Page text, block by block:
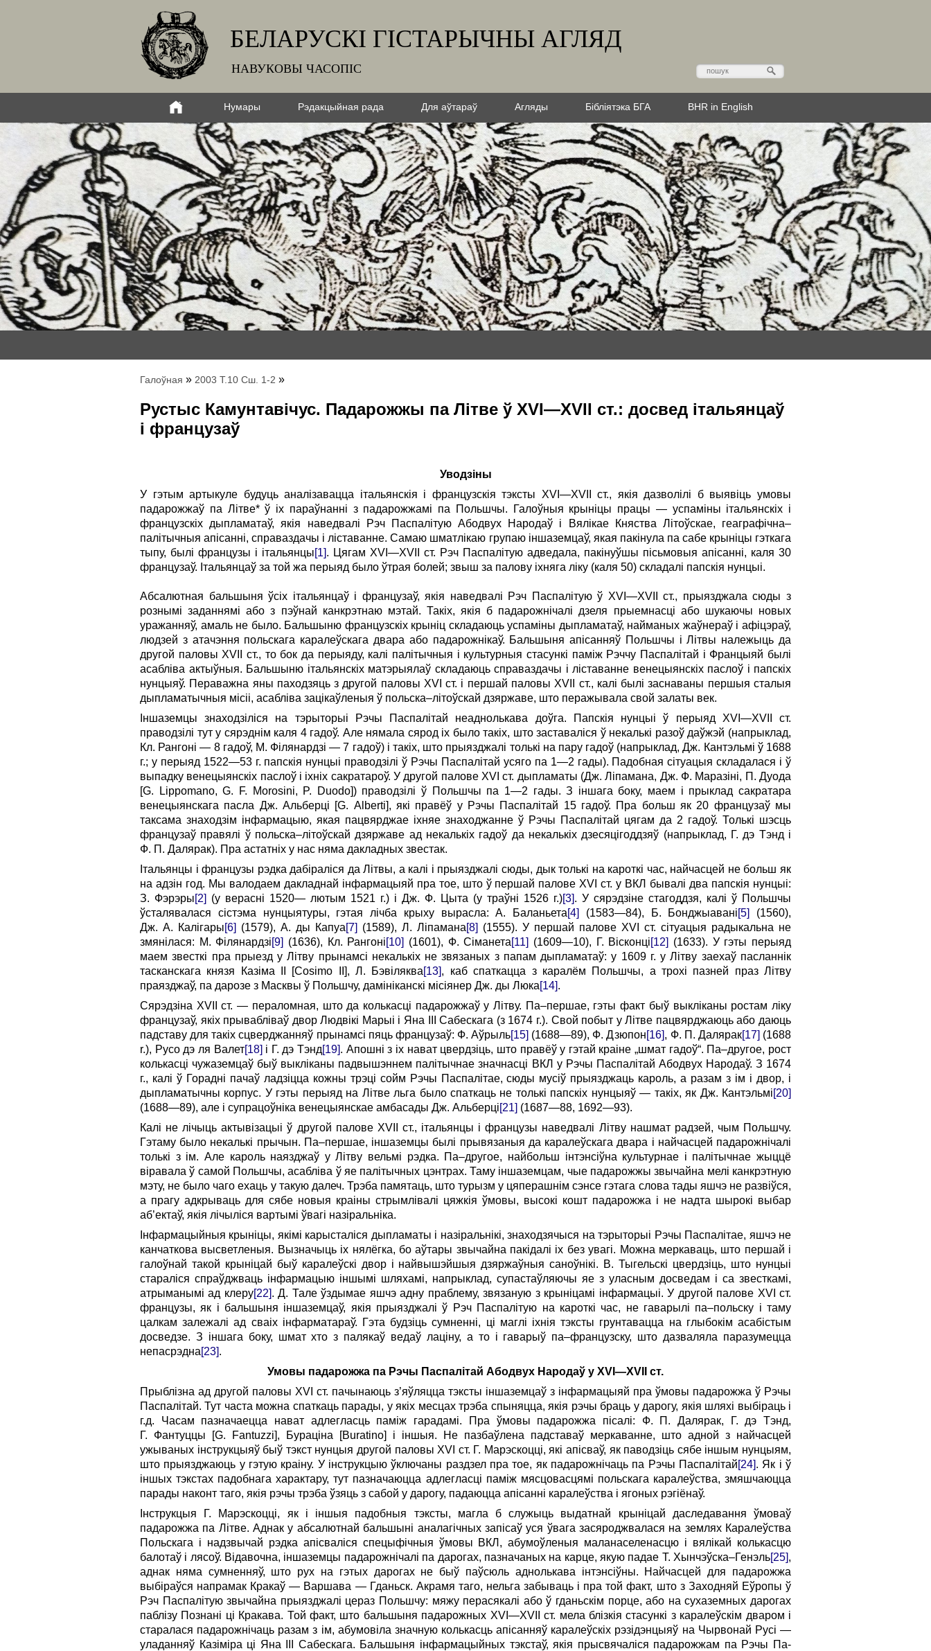
БЕЛАРУСКІ ГІСТАРЫЧНЫ АГЛЯД
НАВУКОВЫ ЧАСОПІС
Нумары Рэдакцыйная рада Для аўтараў Агляды Бібліятэка БГА BHR in English
Галоўная » 2003 Т.10 Сш. 1-2 »
Рустыс Камунтавічус. Падарожжы па Літве ў XVI—XVII ст.: досвед італьянцаў
і французаў
Уводзіны
У гэтым артыкуле будуць аналізавацца італьянскія і французскія тэксты XVI—XVII ст., якія дазволілі б выявіць умовы
падарожжаў па Літве* ў іх параўнанні з падарожжамі па Польшчы. Галоўныя крыніцы працы — успаміны італьянскіх і
французскіх дыпламатаў, якія наведвалі Рэч Паспалітую Абодвух Народаў і Вялікае Княства Літоўскае, геаграфічна–
палітычныя апісанні, справаздачы і ліставанне. Самаю шматлікаю групаю іншаземцаў, якая пакінула па сабе крыніцы гэткага
тыпу, былі французы і італьянцы[1]. Цягам XVI—XVII ст. Рэч Паспалітую адведала, пакінуўшы пісьмовыя апісанні, каля 30
французаў. Італьянцаў за той жа перыяд было ўтрая болей; звыш за палову іхняга ліку (каля 50) складалі папскія нунцыі.
Абсалютная бальшыня ўсіх італьянцаў і французаў, якія наведвалі Рэч Паспалітую ў XVI—XVII ст., прыязджала сюды з
рознымі заданнямі або з пэўнай канкрэтнаю мэтай. Такіх, якія б падарожнічалі дзеля прыемнасці або шукаючы новых
уражанняў, амаль не было. Бальшыню французскіх крыніц складаюць успаміны дыпламатаў, найманых жаўнераў і афіцэраў,
людзей з атачэння польскага каралеўскага двара або падарожнікаў. Бальшыня апісанняў Польшчы і Літвы належыць да
другой паловы XVII ст., то бок да перыяду, калі палітычныя і культурныя стасункі паміж Рэччу Паспалітай і Францыяй былі
асабліва актыўныя. Бальшыню італьянскіх матэрыялаў складаюць справаздачы і ліставанне венецыянскіх паслоў і папскіх
нунцыяў. Пераважна яны паходзяць з другой паловы XVI ст. і першай паловы XVII ст., калі былі за­снаваны першыя сталыя
дыпламатычныя місіі, асабліва зацікаўленыя ў польска–літоўскай дзяржаве, што перажывала свой залаты век.
Іншаземцы знаходзіліся на тэрыторыі Рэчы Паспалітай неаднолькава доўга. Папскія нунцыі ў перыяд XVI—XVII ст.
праводзілі тут у сярэднім каля 4 гадоў. Але нямала сярод іх было такіх, што заставаліся ў некалькі разоў даўжэй (напрыклад,
Кл. Рангоні — 8 гадоў, М. Філянардзі — 7 гадоў) і такіх, што прыязджалі толькі на пару гадоў (напрыклад, Дж. Кантэльмі ў 1688
г.; у перыяд 1522—53 г. папскія нунцыі праводзілі ў Рэчы Паспалітай усяго па 1—2 гады). Падобная сітуацыя складалася і ў
выпадку венецыянскіх паслоў і іхніх сакратароў. У другой палове XVI ст. дыпламаты (Дж. Ліпамана, Дж. Ф. Маразіні, П. Дуода
[G. Lippomano, G. F. Morosini, P. Duodo]) праводзілі ў Польшчы па 1—2 гады. З іншага боку, маем і прыклад сакратара
венецыянскага пасла Дж. Альберці [G. Alberti], які правёў у Рэчы Паспалітай 15 гадоў. Пра больш як 20 французаў мы
таксама знаходзім інфармацыю, якая пацвярджае іхняе знаходжанне ў Рэчы Паспалітай цягам да 2 гадоў. Толькі шэсць
французаў правялі ў польска–літоўскай дзяржаве ад некалькіх гадоў да некалькіх дзесяцігоддзяў (напрыклад, Г. дэ Тэнд і
Ф. П. Далярак). Пра астатніх у нас няма дакладных звестак.
Італьянцы і французы рэдка дабіраліся да Літвы, а калі і прыязджалі сюды, дык толькі на кароткі час, найчасцей не больш як
на адзін год. Мы валодаем дакладнай інфармацыяй пра тое, што ў першай палове XVI ст. у ВКЛ бывалі два пап­скія нунцыі:
З. Фэрэры[2] (у верасні 1520— лютым 1521 г.) і Дж. Ф. Цыта (у траўні 1526 г.)[3]. У сярэдзіне стагоддзя, калі ў Поль­шчы
ўсталявалася сістэма нунцыятуры, гэтая лічба крыху вырасла: А. Баланьета[4] (1583—84), Б. Бонджыавані[5]
(1560),
Дж. А. Калігары[6] (1579), А. ды Капуа[7] (1589), Л. Ліпамана[8] (1555). У першай палове XVI ст. сітуацыя радыкальна не
змянілася: М. Філянардзі[9] (1636), Кл. Рангоні[10] (1601), Ф. Сіманета[11] (1609—10), Г. Вісконці[12] (1633). У гэты перыяд
маем звесткі пра прыезд у Літву прынамсі некалькіх не звязаных з папам дыпламатаў: у 1609 г. у Літву заехаў па­сланнік
тасканскага князя Казіма II [Cosimo II], Л. Бэвіляква[13], каб спаткацца з каралём Польшчы, а трохі пазней праз Літву
праязджаў, па дарозе з Масквы ў Польшчу, дамініканскі місіянер Дж. ды Люка[14].
Сярэдзіна XVII ст. — пераломная, што да колькасці падарожжаў у Літву. Па–першае, гэты факт быў выкліканы ростам ліку
французаў, якіх прывабліваў двор Людвікі Марыі і Яна III Сабескага (з 1674 г.). Свой побыт у Літве пацвярджаюць або даюць
падставу для такіх сцверджанняў прынамсі пяць французаў: Ф. Аўрыль[15] (1688—89), Ф. Дзюпон[16], Ф. П. Далярак[17] (1688
r.), Русо дэ ля Валет[18] i Г. дэ Тэнд[19]. Апошні з іх нават цвердзіць, што правёў у гэтай краіне „шмат гадоў“. Па–другое, рост
колькасці чужаземцаў быў выкліканы падвышэннем палітычнае значнасці ВКЛ у Рэчы Паспалітай Абодвух Народаў. З 1674
г., калі ў Горадні пачаў ладзіцца кожны трэці сойм Рэчы Паспалітае, сюды мусіў прыязджаць кароль, а разам з ім і двор, і
дыпламатычны корпус. У гэты перыяд на Літве льга было спаткаць не толькі папскіх нунцыяў — такіх, як Дж. Кантэльмі[20]
(1688—89), але і супрацоўніка венецыянскае амбасады Дж. Альберці[21] (1687—88, 1692—93).
Калі не лічыць актывізацыі ў другой палове XVII ст., італьянцы і французы наведвалі Літву нашмат радзей, чым Польшчу.
Гэтаму было некалькі прычын. Па–першае, іншаземцы былі прывязаныя да каралеўскага двара і найчасцей падарожнічалі
толькі з ім. Але кароль наязджаў у Літву вельмі рэдка. Па–другое, найбольш інтэнсіўна культурнае і палітычнае жыццё
віравала ў самой Польшчы, асабліва ў яе палітычных цэнтрах. Таму іншаземцам, чые падарожжы звычайна мелі канкрэтную
мэту, не было чаго ехаць у такую далеч. Трэба памятаць, што турызм у цяперашнім сэнсе гэтага слова тады яшчэ не развіўся,
а прагу адкрываць для сябе новыя краіны стрымлівалі цяжкія ўмовы, высокі кошт падарожжа і не надта шырокі выбар
аб’ектаў, якія лічыліся вартымі ўвагі назіральніка.
Інфармацыйныя крыніцы, якімі карысталіся дыпламаты і назіральнікі, знаходзячыся на тэрыторыі Рэчы Паспалітае, яшчэ не
канчаткова высветленыя. Вызначыць іх нялёгка, бо аўтары звычайна пакідалі іх без увагі. Можна меркаваць, што першай і
галоўнай такой крыніцай быў каралеўскі двор і найвышэйшыя дзяржаўныя саноўнікі. В. Тыгельскі цвердзіць, што нунцыі
стараліся спраўджваць інфармацыю іншымі шляхамі, напрыклад, супастаўляючы яе з уласным досведам і са звесткамі,
атрыманымі ад клеру[22]. Д. Тале ўздымае яшчэ адну праблему, звязаную з крыніцамі інфармацыі. У другой палове XVI ст.
французы, як і бальшыня іншаземцаў, якія прыязджалі ў Рэч Паспалітую на кароткі час, не гаварылі па–польску і таму
цалкам залежалі ад сваіх інфарматараў. Гэта будзіць сумненні, ці маглі іхнія тэксты грунтавацца на глыбокім асабістым
досведзе. З іншага боку, шмат хто з палякаў ведаў лаціну, а то і гаварыў па–французску, што дазваляла паразумецца
непасрэдна[23].
Умовы падарожжа па Рэчы Паспалітай Абодвух Народаў у XVI—XVII ст.
Прыблізна ад другой паловы XVI ст. пачынаюць з’яўляцца тэксты іншаземцаў з інфармацыяй пра ўмовы падарожжа ў Рэчы
Паспалітай. Тут часта можна спаткаць парады, у якіх месцах трэба спыняцца, якія рэчы браць у дарогу, якія шляхі выбіраць і
г.д. Часам пазначаецца нават адлегласць паміж гарадамі. Пра ўмовы падарожжа пісалі: Ф. П. Далярак, Г. дэ Тэнд,
Г. Фантуццы [G. Fantuzzi], Бураціна [Buratino] і іншыя. Не пазбаўлена падставаў меркаванне, што адной з найчасцей
ужываных інструкцыяў быў тэкст нунцыя другой паловы XVI ст. Г. Марэскоцці, які апісваў, як паводзіць сябе іншым нунцыям,
што прыязджаюць у гэтую краіну. У інструкцыю ўключаны раздзел пра тое, як падарожнічаць па Рэчы Паспалітай[24]. Як і ў
іншых тэкстах падобнага характару, тут пазначаюцца адлегласці паміж мясцовасцямі польскага каралеўства, змяшчаюцца
парады наконт таго, якія рэчы трэба ўзяць з сабой у дарогу, падаюцца апісанні каралеўства і ягоных рэгіёнаў.
Інструкцыя Г. Марэскоцці, як і іншыя падобныя тэксты, магла б служыць выдатнай крыніцай даследавання ўмоваў
падарожжа па Літве. Аднак у абсалютнай бальшыні аналагічных запісаў уся ўвага засяроджвалася на землях Каралеўства
Польскага і надзвычай рэдка апісваліся спецыфічныя ўмовы ВКЛ, абумоўленыя маланаселенасцю і вялікай колькасцю
балотаў і лясоў. Відавочна, іншаземцы падарожнічалі па дарогах, пазначаных на карце, якую падае Т. Хынчэўска–Генэль[25],
аднак няма сумненняў, што рух на гэтых дарогах не быў паўсюль аднолькава інтэнсіўны. Найчасцей для падарожжа
выбіраўся напрамак Кракаў — Варшава — Гданьск. Акрамя таго, нельга забываць і пра той факт, што з Заходняй Еўропы ў
Рэч Паспалітую звычайна прыязджалі цераз Польшчу: мяжу перасякалі або ў гданьскім порце, або на сухаземных дарогах
па­блізу Познані ці Кракава. Той факт, што бальшыня падарожных XVI—XVII ст. мела блізкія стасункі з каралеўскім дваром і
старалася падарожнічаць разам з ім, абумовіла значную колькасць апісанняў каралеўскіх рэзідэнцыяў на Чырвонай Русі —
уладанняў Казіміра ці Яна III Сабескага. Бальшыня інфармацыйных тэкстаў, якія прысвячаліся падарожжам па Рэчы Па­